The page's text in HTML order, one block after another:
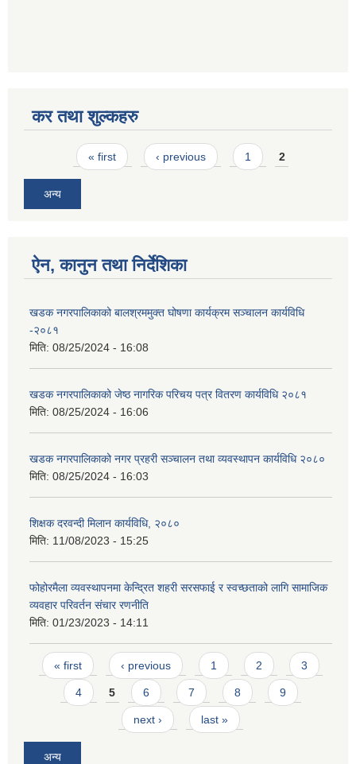
कर तथा शुल्कहरु
Pages« first ‹ previous 1 2
अन्य
ऐन, कानुन तथा निर्देशिका
खडक नगरपालिकाको बालश्रममुक्त घोषणा कार्यक्रम सञ्चालन कार्यविधि
-२०८१
मिति: 08/25/2024 - 16:08
खडक नगरपालिकाको जेष्ठ नागरिक परिचय पत्र वितरण कार्यविधि २०८१
मिति: 08/25/2024 - 16:06
खडक नगरपालिकाको नगर प्रहरी सञ्चालन तथा व्यवस्थापन कार्यविधि २०८०
मिति: 08/25/2024 - 16:03
शिक्षक दरवन्दी मिलान कार्यविधि, २०८०
मिति: 11/08/2023 - 15:25
फोहोरमैला व्यवस्थापनमा केन्द्रित शहरी सरसफाई र स्वच्छताको लागि सामाजिक
व्यवहार परिवर्तन संचार रणनीति
मिति: 01/23/2023 - 14:11
Pages
« first ‹ previous 1 2 3
4 5 6 7 8 9
next › last »
अन्य